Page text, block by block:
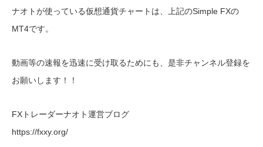
ナオトが使っている仮想通貨チャートは、上記のSimple FXの
MT4です。
動画等の速報を迅速に受け取るためにも、是非チャンネル登録を
お願いします！！
FXトレーダーナオト運営ブログ
https://fxxy.org/